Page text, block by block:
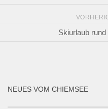
Skiurlaub
NEUES VOM CHIEMSEE